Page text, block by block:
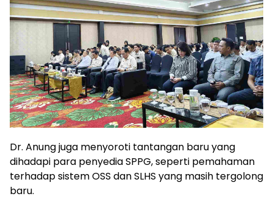
Dr. Anung juga menyoroti tantangan baru yang
dihadapi para penyedia SPPG, seperti pemahaman
terhadap sistem OSS dan SLHS yang masih tergolong
baru.